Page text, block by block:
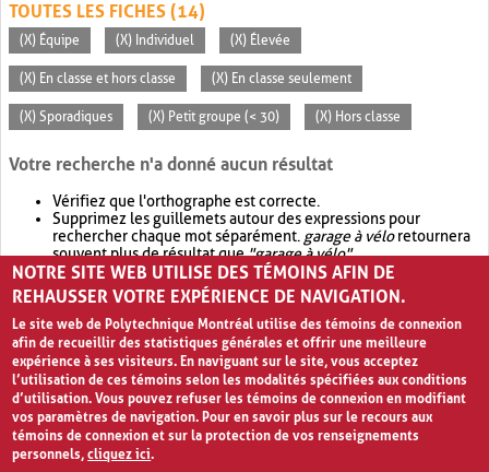
TOUTES LES FICHES (14)
(X) Équipe (X) Individuel (X) Élevée
(X) En classe et hors classe (X) En classe seulement
(X) Sporadiques (X) Petit groupe (< 30) (X) Hors classe
Votre recherche n'a donné aucun résultat
Vérifiez que l'orthographe est correcte.
Supprimez les guillemets autour des expressions pour
rechercher chaque mot séparément. garage à véloretournera
souvent plus de résultat que"garage à vélo".
Envisagez d'élargir votre recherche avec OR.garage OR vélo
retournera souvent plus de résultat quegarage à vélo
NOTRE SITE WEB UTILISE DES TÉMOINS AFIN DE
REHAUSSER VOTRE EXPÉRIENCE DE NAVIGATION.
Le site web de Polytechnique Montréal utilise des témoins de connexion
afin de recueillir des statistiques générales et offrir une meilleure
expérience à ses visiteurs. En naviguant sur le site, vous acceptez
l’utilisation de ces témoins selon les modalités spécifiées aux conditions
d’utilisation. Vous pouvez refuser les témoins de connexion en modifiant
vos paramètres de navigation. Pour en savoir plus sur le recours aux
témoins de connexion et sur la protection de vos renseignements
personnels,cliquez ici.